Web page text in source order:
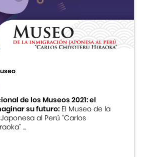
Peruano Japonés
Japonesa
Japonés
de los Museos 2021: el
su futuro:El Museo de la
al Perú “Carlos
...